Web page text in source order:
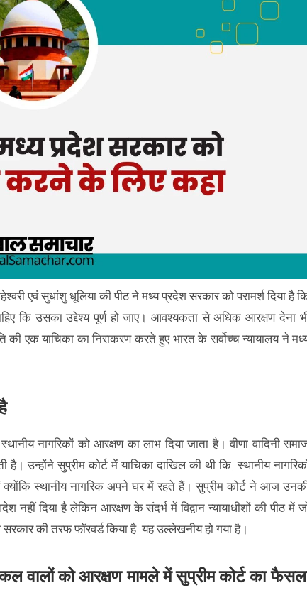
एवं सुधांशु धूलिया की पीठ ने मध्य प्रदेश सरकार को परामर्श दिया है
कि उसका उद्देश्य पूर्ण हो जाए। आवश्यकता से अधिक आरक्षण देना
की एक याचिका का निराकरण करते हुए भारत के सर्वोच्च न्यायालय ने
नागरिकों को आरक्षण का लाभ दिया जाता है। वीणा वादिनी
उन्होंने सुप्रीम कोर्ट में याचिका दाखिल की थी कि, स्थानीय
स्थानीय नागरिक अपने घर में रहते हैं। सुप्रीम कोर्ट ने आज
नहीं दिया है लेकिन आरक्षण के संदर्भ में विद्वान न्यायाधीशों की पीठ में
की तरफ फॉरवर्ड किया है, यह उल्लेखनीय हो गया है।
वालों को आरक्षण मामले में सुप्रीम कोर्ट का